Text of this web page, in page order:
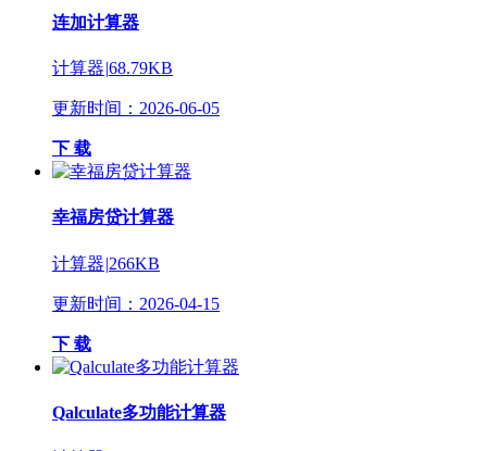
连加计算器
计算器|68.79KB
更新时间：2026-06-05
下 载
幸福房贷计算器
计算器|266KB
更新时间：2026-04-15
下 载
Qalculate多功能计算器